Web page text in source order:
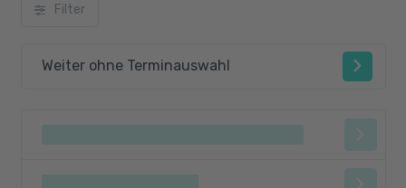
Filter
Weiter ohne Terminauswahl